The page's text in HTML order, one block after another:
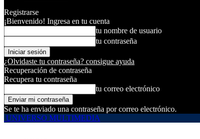
Registrarse
¡Bienvenido! Ingresa en tu cuenta
tu nombre de usuario
tu contraseña
¿Olvidaste tu contraseña? consigue ayuda
Recuperación de contraseña
Recupera tu contraseña
tu correo electrónico
Se te ha enviado una contraseña por correo electrónico.
UNIVERSO MULTIMEDIA